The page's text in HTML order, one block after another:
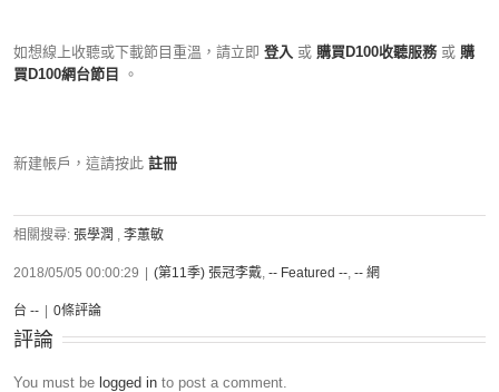
如想線上收聽或下載節目重溫，請立即 登入 或 購買D100收聽服務 或 購
買D100網台節目
。
新建帳戶，這請按此 註冊
相關搜尋: 張學潤 , 李蕙敏
2018/05/05 00:00:29 (第11季) 張冠李戴, -- Featured --, -- 網
台 -- 0條評論
評論
You must be logged in to post a comment.